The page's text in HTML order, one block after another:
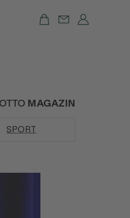
MAGAZIN
SPORT